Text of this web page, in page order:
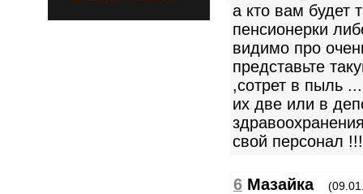
а кто вам будет
пенсионерки
видимо про
представьте
,сотрет в пыль
их две или в
свой персонал !!!
6 Мазайка